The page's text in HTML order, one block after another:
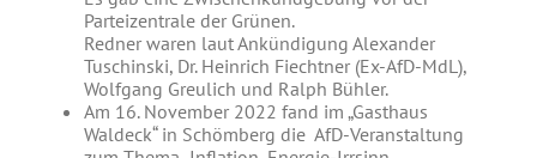
Parteizentrale der Grünen.
Redner waren laut Ankündigung Alexander
Tuschinski, Dr. Heinrich Fiechtner (Ex-AfD-MdL),
Wolfgang Greulich und Ralph Bühler.
Am 16. November 2022 fand im „Gasthaus
Waldeck“ in Schömberg die AfD-Veranstaltung